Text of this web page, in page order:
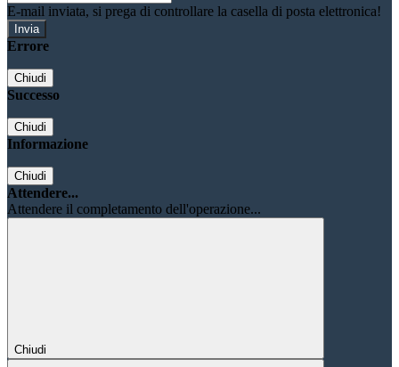
E-mail inviata, si prega di controllare la casella di posta elettronica!
Errore
Chiudi
Successo
Chiudi
Informazione
Chiudi
Attendere...
Attendere il completamento dell'operazione...
Chiudi